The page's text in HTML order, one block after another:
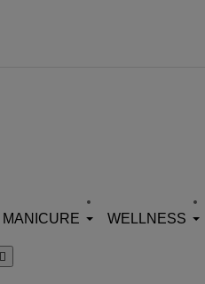
MANICURE WELLNESS
